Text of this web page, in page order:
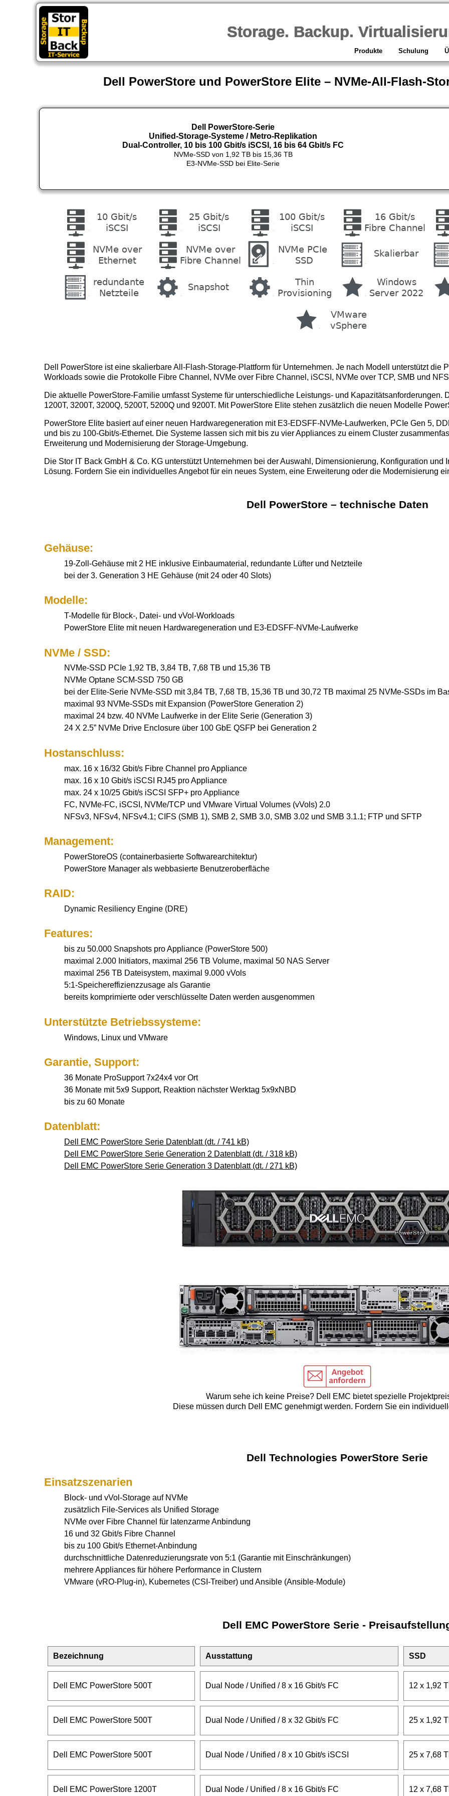
Storage. Backup.
Produkte Schulung
Dell PowerStore und PowerStore Elite – NVMe-All-Flash-
Dell PowerStore-Serie
Unified-Storage-Systeme / Metro-Replikation
Dual-Controller, 10 bis 100 Gbit/s iSCSI, 16 bis 64 Gbit/s FC
NVMe-SSD von 1,92 TB bis 15,36 TB
E3-NVMe-SSD bei Elite-Serie
Dell PowerStore ist eine skalierbare All-Flash-Storage-Plattform für Unternehmen. Je nach Modell unterstützt die
Workloads sowie die Protokolle Fibre Channel, NVMe over Fibre Channel, iSCSI, NVMe over TCP, SMB und
Die aktuelle PowerStore-Familie umfasst Systeme für unterschiedliche Leistungs- und Kapazitätsanforderungen.
1200T, 3200T, 3200Q, 5200T, 5200Q und 9200T. Mit PowerStore Elite stehen zusätzlich die neuen Modelle
PowerStore Elite basiert auf einer neuen Hardwaregeneration mit E3-EDSFF-NVMe-Laufwerken, PCIe Gen 5,
und bis zu 100-Gbit/s-Ethernet. Die Systeme lassen sich mit bis zu vier Appliances zu einem Cluster
Erweiterung und Modernisierung der Storage-Umgebung.
Die Stor IT Back GmbH & Co. KG unterstützt Unternehmen bei der Auswahl, Dimensionierung, Konfiguration
Lösung. Fordern Sie ein individuelles Angebot für ein neues System, eine Erweiterung oder die Modernisierung
Dell PowerStore – technische Daten
Gehäuse:
19-Zoll-Gehäuse mit 2 HE inklusive Einbaumaterial, redundante Lüfter und Netzteile
bei der 3. Generation 3 HE Gehäuse (mit 24 oder 40 Slots)
Modelle:
T-Modelle für Block-, Datei- und vVol-Workloads
PowerStore Elite mit neuen Hardwaregeneration und E3-EDSFF-NVMe-Laufwerke
NVMe / SSD:
NVMe-SSD PCIe 1,92 TB, 3,84 TB, 7,68 TB und 15,36 TB
NVMe Optane SCM-SSD 750 GB
bei der Elite-Serie NVMe-SSD mit 3,84 TB, 7,68 TB, 15,36 TB und 30,72 TB maximal 25 NVMe-SSDs im
maximal 93 NVMe-SSDs mit Expansion (PowerStore Generation 2)
maximal 24 bzw. 40 NVMe Laufwerke in der Elite Serie (Generation 3)
24 X 2.5” NVMe Drive Enclosure über 100 GbE QSFP bei Generation 2
Hostanschluss:
max. 16 x 16/32 Gbit/s Fibre Channel pro Appliance
max. 16 x 10 Gbit/s iSCSI RJ45 pro Appliance
max. 24 x 10/25 Gbit/s iSCSI SFP+ pro Appliance
FC, NVMe-FC, iSCSI, NVMe/TCP und VMware Virtual Volumes (vVols) 2.0
NFSv3, NFSv4, NFSv4.1; CIFS (SMB 1), SMB 2, SMB 3.0, SMB 3.02 und SMB 3.1.1; FTP und SFTP
Management:
PowerStoreOS (containerbasierte Softwarearchitektur)
PowerStore Manager als webbasierte Benutzeroberfläche
RAID:
Dynamic Resiliency Engine (DRE)
Features:
bis zu 50.000 Snapshots pro Appliance (PowerStore 500)
maximal 2.000 Initiators, maximal 256 TB Volume, maximal 50 NAS Server
maximal 256 TB Dateisystem, maximal 9.000 vVols
5:1-Speichereffizienzzusage als Garantie
bereits komprimierte oder verschlüsselte Daten werden ausgenommen
Unterstützte Betriebssysteme:
Windows, Linux und VMware
Garantie, Support:
36 Monate ProSupport 7x24x4 vor Ort
36 Monate mit 5x9 Support, Reaktion nächster Werktag 5x9xNBD
bis zu 60 Monate
Datenblatt:
Dell EMC PowerStore Serie Datenblatt (dt. / 741 kB)
Dell EMC PowerStore Serie Generation 2 Datenblatt (dt. / 318 kB)
Dell EMC PowerStore Serie Generation 3 Datenblatt (dt. / 271 kB)
Warum sehe ich keine Preise? Dell EMC bietet spezielle
Diese müssen durch Dell EMC genehmigt werden. Fordern Sie ein
Dell Technologies PowerStore Serie
Einsatzszenarien
Block- und vVol-Storage auf NVMe
zusätzlich File-Services als Unified Storage
NVMe over Fibre Channel für latenzarme Anbindung
16 und 32 Gbit/s Fibre Channel
bis zu 100 Gbit/s Ethernet-Anbindung
durchschnittliche Datenreduzierungsrate von 5:1 (Garantie mit Einschränkungen)
mehrere Appliances für höhere Performance in Clustern
VMware (vRO-Plug-in), Kubernetes (CSI-Treiber) und Ansible (Ansible-Module)
Dell EMC PowerStore Serie -
Bezeichnung Ausstattung SSD
Dell EMC PowerStore 500T Dual Node / Unified / 8 x 16 Gbit/s FC 12 x 1,92
Dell EMC PowerStore 500T Dual Node / Unified / 8 x 32 Gbit/s FC 25 x 1,92
Dell EMC PowerStore 500T Dual Node / Unified / 8 x 10 Gbit/s iSCSI 25 x 7,68
Dell EMC PowerStore 1200T Dual Node / Unified / 8 x 16 Gbit/s FC 12 x 7,68